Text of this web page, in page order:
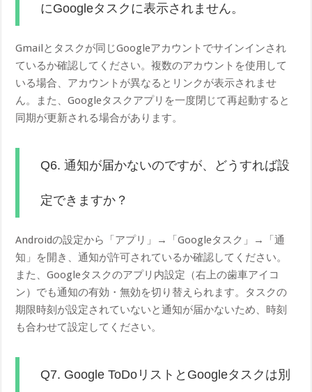
にGoogleタスクに表示されません。
Gmailとタスクが同じGoogleアカウントでサインインされ
ているか確認してください。複数のアカウントを使用して
いる場合、アカウントが異なるとリンクが表示されませ
ん。また、Googleタスクアプリを一度閉じて再起動すると
同期が更新される場合があります。
Q6. 通知が届かないのですが、どうすれば設
定できますか？
Androidの設定から「アプリ」→「Googleタスク」→「通
知」を開き、通知が許可されているか確認してください。
また、Googleタスクのアプリ内設定（右上の歯車アイコ
ン）でも通知の有効・無効を切り替えられます。タスクの
期限時刻が設定されていないと通知が届かないため、時刻
も合わせて設定してください。
Q7. Google ToDoリストとGoogleタスクは別